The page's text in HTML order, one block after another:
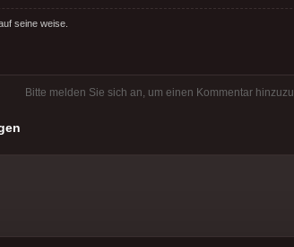
seine weise.
Bitte melden Sie sich an, um einen Kommentar